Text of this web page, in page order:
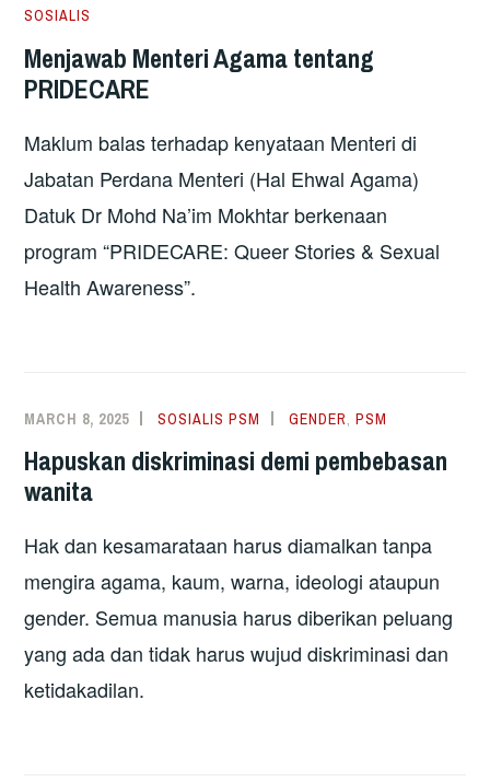
SOSIALIS
Menjawab Menteri Agama tentang
PRIDECARE
Maklum balas terhadap kenyataan Menteri di
Jabatan Perdana Menteri (Hal Ehwal Agama)
Datuk Dr Mohd Na’im Mokhtar berkenaan
program “PRIDECARE: Queer Stories & Sexual
Health Awareness”.
MARCH 8, 2025 SOSIALIS PSM GENDER,PSM
Hapuskan diskriminasi demi pembebasan
wanita
Hak dan kesamarataan harus diamalkan tanpa
mengira agama, kaum, warna, ideologi ataupun
gender. Semua manusia harus diberikan peluang
yang ada dan tidak harus wujud diskriminasi dan
ketidakadilan.